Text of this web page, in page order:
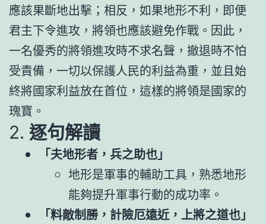
應該果斷地出擊；相反，如果地形不利，即便
君主下令進攻，將領也應該避免作戰。因此，
一名優秀的將領進攻時不求名聲，撤退時不怕
受責備，一切以保護人民的利益為重，並且始
終將國家利益放在首位，這樣的將領是國家的
瑰寶。
2. 逐句解讀
「夫地形者，兵之助也」
地形是軍事的輔助工具，熟悉地形
能夠提升軍事行動的成功率。
「料敵制勝，計險厄遠近，上將之道也」